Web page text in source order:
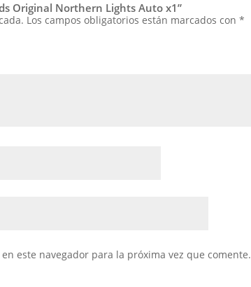
Original Northern Lights Auto x1”
Los campos obligatorios están marcados con *
este navegador para la próxima vez que comente.